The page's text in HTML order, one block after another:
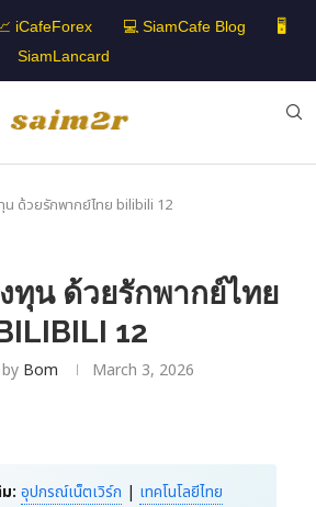
iCafeForex 💻 SiamCafe Blog
🖥️
SiamLancard
น ด้วยรักพากย์ไทย bilibili 12
ทุน ด้วยรักพากย์ไทย
12
Bom March 3, 2026
: อุปกรณ์เน็ตเวิร์ก | เทคโนโลยีไทย